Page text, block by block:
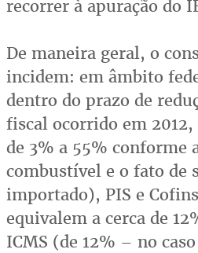
recorrer à apuração do
De maneira geral, o
incidem: em âmbito
dentro do prazo de
fiscal ocorrido em
de 3% a 55% conforme
combustível e o fato de
importado), PIS e
equivalem a cerca de
ICMS (de 12% – no